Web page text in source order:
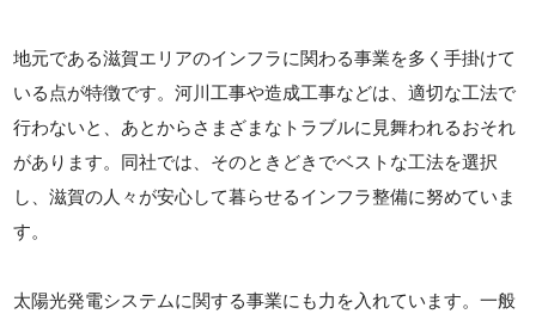
地元である滋賀エリアのインフラに関わる事業を多く手掛けて
いる点が特徴です。河川工事や造成工事などは、適切な工法で
行わないと、あとからさまざまなトラブルに見舞われるおそれ
があります。同社では、そのときどきでベストな工法を選択
し、滋賀の人々が安心して暮らせるインフラ整備に努めていま
す。
太陽光発電システムに関する事業にも力を入れています。一般